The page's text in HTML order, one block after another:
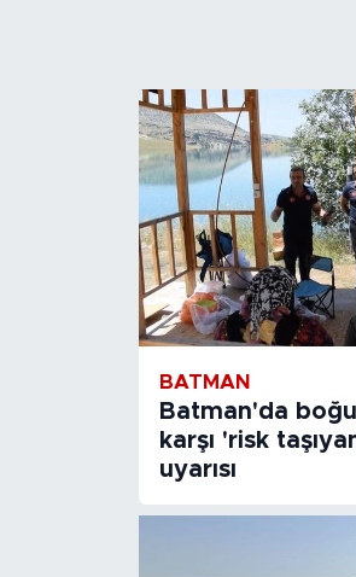
BATMAN
Batman'da
karşı 'risk
uyarısı